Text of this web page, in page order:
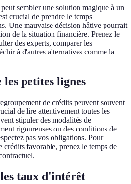
sembler une solution magique à un
crucial de prendre le temps
Une mauvaise décision hâtive pourrait
de la situation financière. Prenez le
des experts, comparer les
à d'autres alternatives comme la
petites lignes
de crédits peuvent souvent
de lire attentivement toutes les
stipuler des modalités de
rigoureuses ou des conditions de
pas vos obligations. Pour
crédits favorable, prenez le temps de
taux d'intérêt